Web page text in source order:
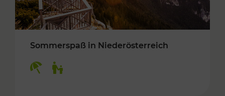
Sommerspaß in Niederösterreich